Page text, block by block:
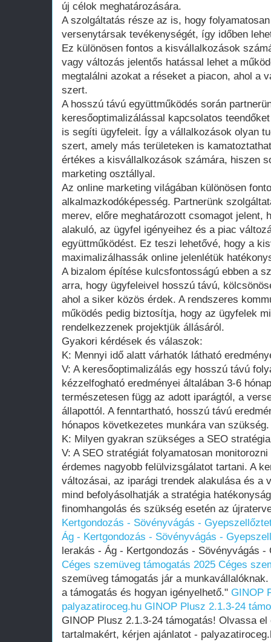
új célok meghatározására.
A szolgáltatás része az is, hogy
versenytársak tevékenységét, így időben
Ez különösen fontos a kisvállalkozások
vagy változás jelentős hatással lehet a
megtalálni azokat a réseket a piacon, ahol a
szert.
A hosszú távú együttműködés során
keresőoptimalizálással kapcsolatos
is segíti ügyfeleit. Így a vállalkozások olyan
szert, amely más területeken is
értékes a kisvállalkozások számára, hiszen
marketing osztállyal.
Az online marketing világában különösen
alkalmazkodóképesség. Partnerünk
merev, előre meghatározott csomagot jelent,
alakuló, az ügyfel igényeihez és a piac
együttműködést. Ez teszi lehetővé, hogy a
maximalizálhassák online jelenlétük
A bizalom építése kulcsfontosságú ebben a
arra, hogy ügyfeleivel hosszú távú,
ahol a siker közös érdek. A rendszeres
működés pedig biztosítja, hogy az ügyfelek
rendelkezzenek projektjük állásáról.
Gyakori kérdések és válaszok:
K: Mennyi idő alatt várhatók látható
V: A keresőoptimalizálás egy hosszú távú
kézzelfogható eredményei általában 3-6
természetesen függ az adott iparágtól, a
állapottól. A fenntartható, hosszú távú
hónapos következetes munkára van szükség.
K: Milyen gyakran szükséges a SEO
V: A SEO stratégiát folyamatosan
érdemes nagyobb felülvizsgálatot tartani. A
változásai, az iparági trendek alakulása és a
mind befolyásolhatják a stratégia
finomhangolás és szükség esetén az
Kertgondozás - Sövényvágás -
Ág - Kertgondozás - Sövényvágás -
lerakás - Ág - Kertgondozás - Sövényvágás
Céges szemüveg támogatás 2025 Céges
szemüveg támogatás jár a
a támogatás és hogyan igényelhető." GINOP
palyazatiroceg.hu GINOP Plusz 2.1.3-24
GINOP Plusz 2.1.3-24 támogatás! Olvassa
tartalmakért, kérjen ajánlatot -